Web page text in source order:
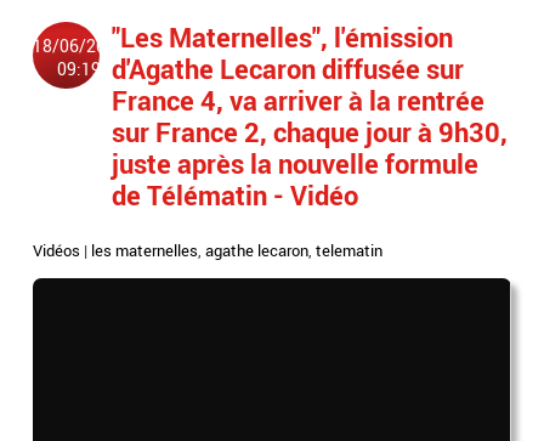
18/06/2021
09:19
"Les Maternelles", l'émission
d'Agathe Lecaron diffusée sur
France 4, va arriver à la rentrée
sur France 2, chaque jour à 9h30,
juste après la nouvelle formule
de Télématin - Vidéo
Vidéos | les maternelles,agathe lecaron,telematin